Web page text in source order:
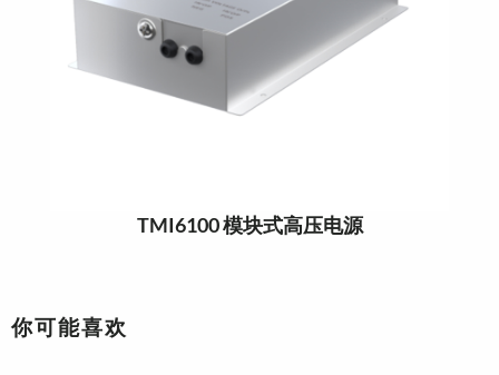
TMI6100 模块式高压电源
你可能喜欢